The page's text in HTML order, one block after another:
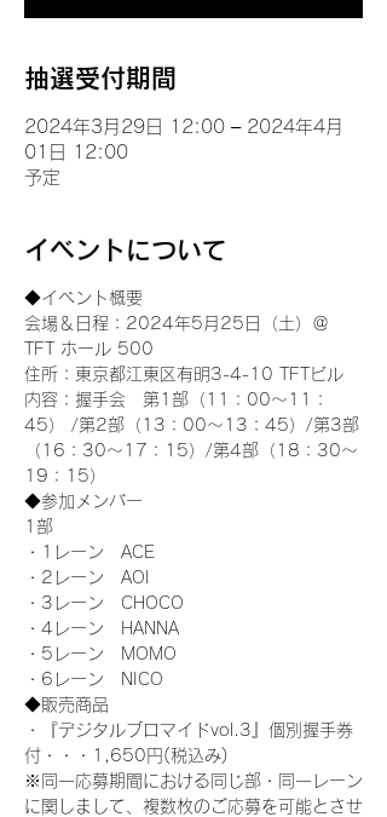
抽選受付期間
2024年3月29日 12:00 – 2024年4月
01日 12:00
予定
イベントについて
◆イベント概要
会場＆日程：2024年5月25日（土）＠
TFT ホール 500
住所：東京都江東区有明3-4-10 TFTビル
内容：握手会　第1部（11：00～11：
45） /第2部（13：00～13：45）/第3部
（16：30～17：15）/第4部（18：30～
19：15）
◆参加メンバー
1部
・1レーン　ACE
・2レーン　AOI
・3レーン　CHOCO
・4レーン　HANNA
・5レーン　MOMO
・6レーン　NICO
◆販売商品
・『デジタルブロマイドvol.3』個別握手券
付・・・1,650円(税込み)
※同一応募期間における同じ部・同一レーン
に関しまして、複数枚のご応募を可能とさせ